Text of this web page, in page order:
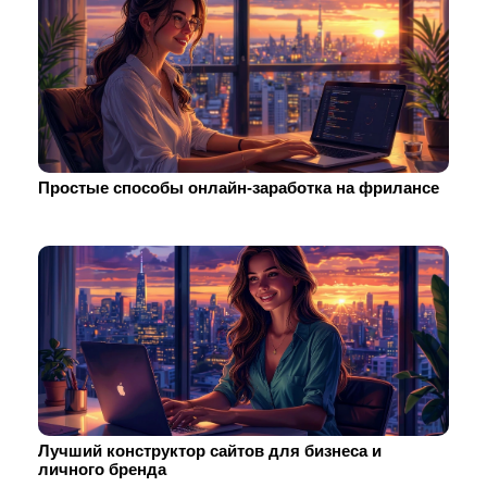
Простые способы онлайн-заработка на фрилансе
Лучший конструктор сайтов для бизнеса и
личного бренда